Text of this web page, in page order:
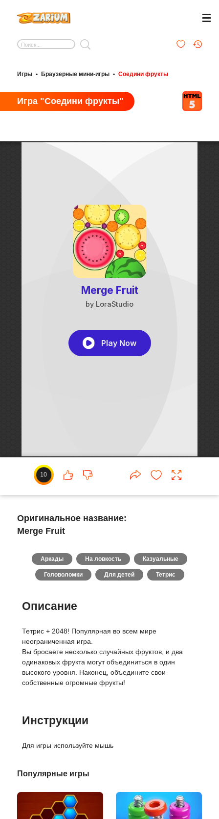
Игры • Браузерные мини-игры • Соедини фрукты
Игра "Соедини фрукты"
10
Оригинальное название:
Merge Fruit
Аркады На ловкость Казуальные
Головоломки Для детей Тетрис
Описание
Тетрис + 2048! Популярная во всем мире
неограниченная игра.
Вы бросаете несколько случайных фруктов, и два
одинаковых фрукта могут объединиться в один
высокого уровня. Наконец, объедините свои
собственные огромные фрукты!
Инструкции
Для игры используйте мышь
Популярные игры